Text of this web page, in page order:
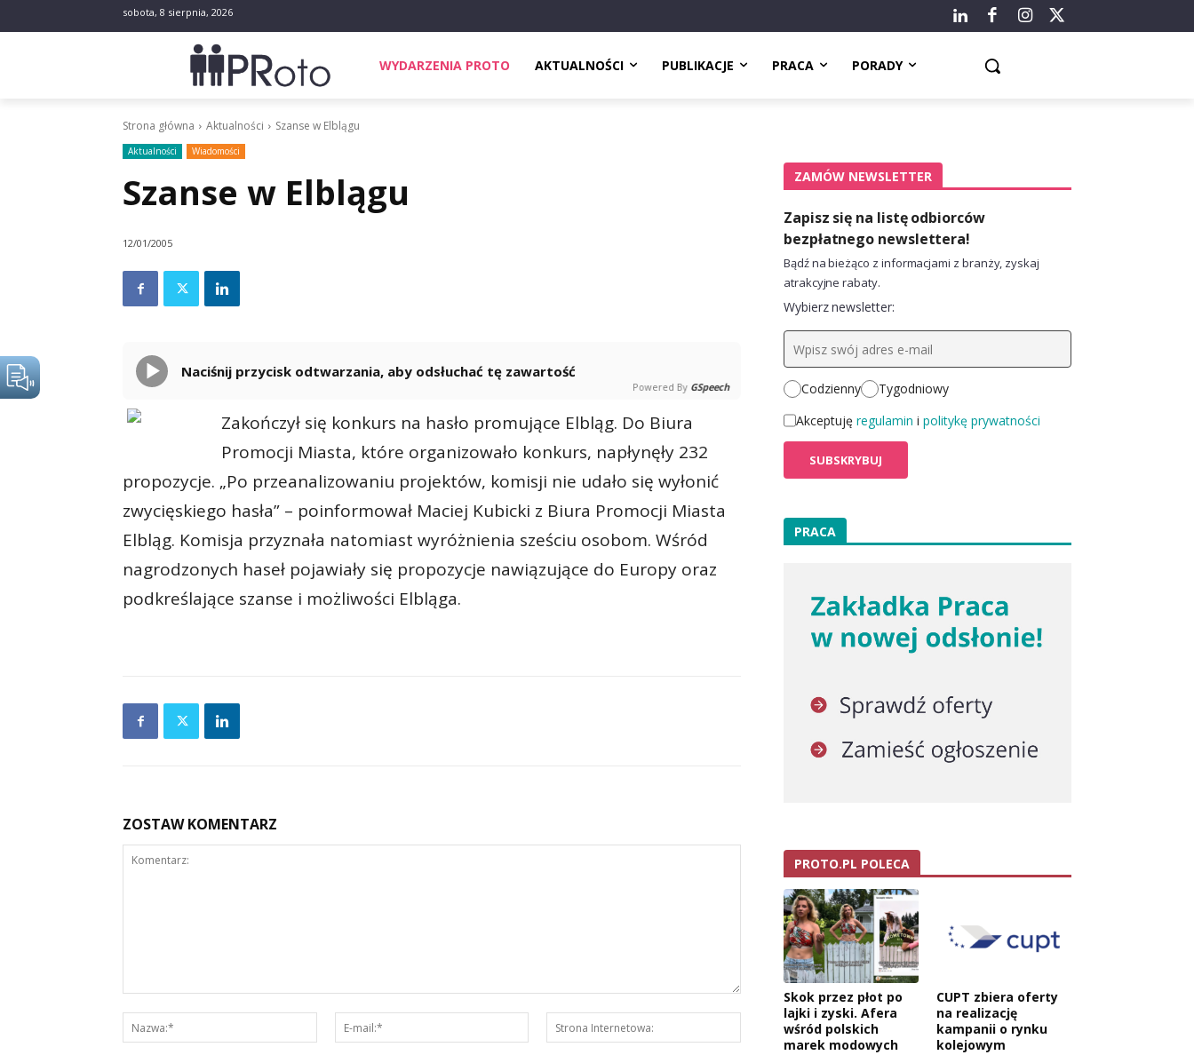
sobota, 8 sierpnia, 2026
WYDARZENIA PROTO AKTUALNOŚCI PUBLIKACJE PRACA PORADY
Strona główna Aktualności Szanse w Elblągu
Aktualności Wiadomości
Szanse w Elblągu
12/01/2005
Naciśnij przycisk odtwarzania, aby odsłuchać tę zawartość
Powered By GSpeech
Zakończył się konkurs na hasło promujące Elbląg. Do Biura
Promocji Miasta, które organizowało konkurs, napłynęły 232
propozycje. „Po przeanalizowaniu projektów, komisji nie udało się wyłonić
zwycięskiego hasła” – poinformował Maciej Kubicki z Biura Promocji Miasta
Elbląg. Komisja przyznała natomiast wyróżnienia sześciu osobom. Wśród
nagrodzonych haseł pojawiały się propozycje nawiązujące do Europy oraz
podkreślające szanse i możliwości Elbląga.
ZOSTAW KOMENTARZ
Nazwa:*
mail:*
Internetowa:
ZAMÓW NEWSLETTER
Zapisz się na listę odbiorców
bezpłatnego newslettera!
Bądź na bieżąco z informacjami z branży, zyskaj
atrakcyjne rabaty.
Wybierz newsletter:
Codzienny
Tygodniowy
Akceptuję regulamin i politykę prywatności
PRACA
PROTO.PL POLECA
Skok przez płot po
lajki i zyski. Afera
wśród polskich
marek modowych
CUPT zbiera oferty
na realizację
kampanii o rynku
kolejowym